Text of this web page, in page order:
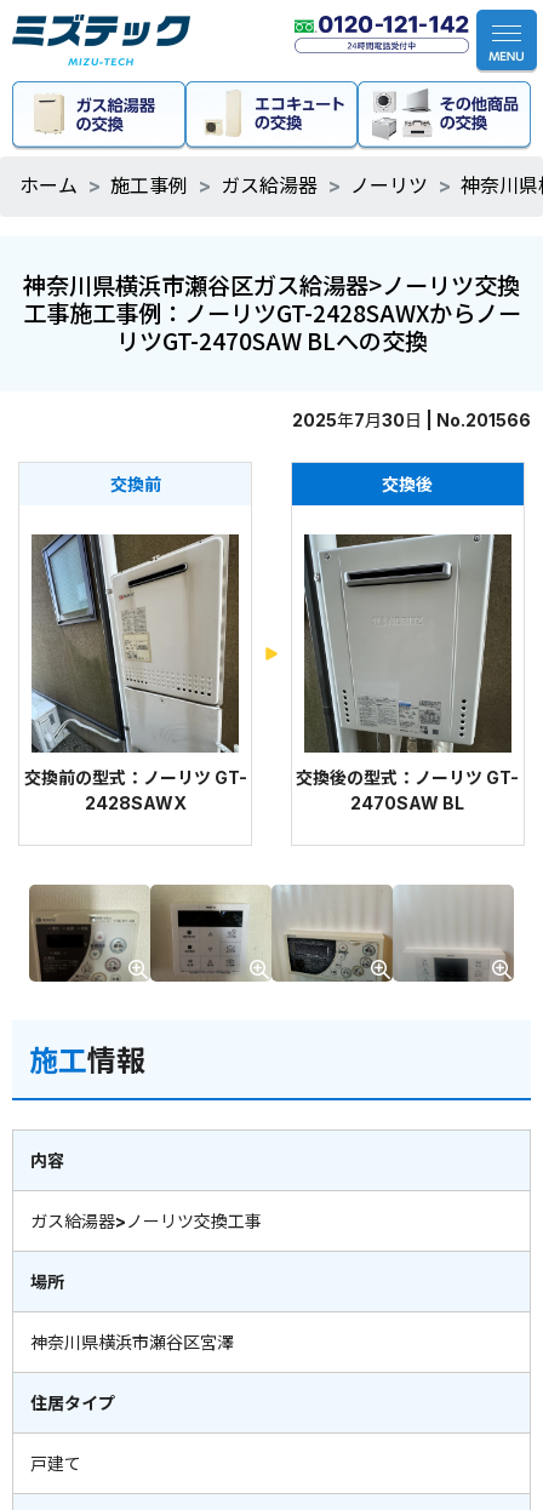
ホーム 施工事例 ガス給湯器 ノーリツ 神奈川
神奈川県横浜市瀬谷区ガス給湯器>ノーリツ交換
工事施工事例：ノーリツGT-2428SAWXからノー
リツGT-2470SAW BLへの交換
2025年7月30日 | No.201566
交換前
交換前の型式：ノーリツ GT-
2428SAWX
交換後
交換後の型式：ノーリツ GT-
2470SAW BL
施工情報
内容
ガス給湯器>ノーリツ交換工事
場所
神奈川県横浜市瀬谷区宮澤
住居タイプ
戸建て